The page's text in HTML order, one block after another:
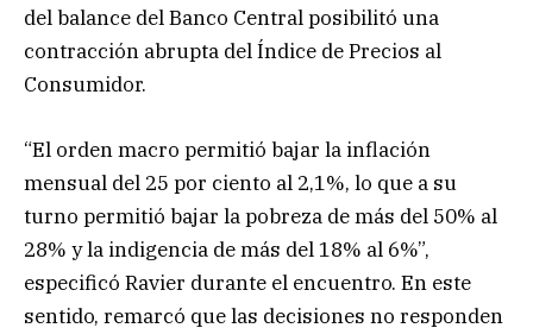
del balance del Banco Central posibilitó una
contracción abrupta del Índice de Precios al
Consumidor.
“El orden macro permitió bajar la inflación
mensual del 25 por ciento al 2,1%, lo que a su
turno permitió bajar la pobreza de más del 50% al
28% y la indigencia de más del 18% al 6%”,
especificó Ravier durante el encuentro. En este
sentido, remarcó que las decisiones no responden